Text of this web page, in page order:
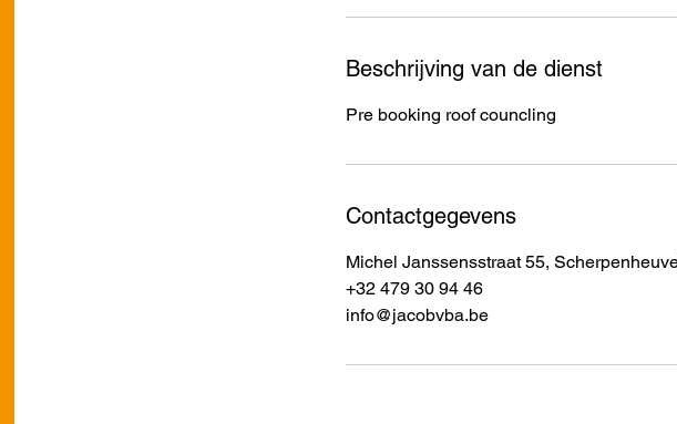
Beschrijving van de dienst
Pre booking roof councling
Contactgegevens
Michel Janssensstraat 55,
+32 479 30 94 46
info@jacobvba.be